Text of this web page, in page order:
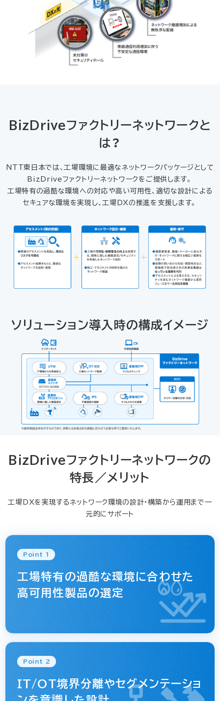
BizDriveファクトリーネットワークと
は？
NTT東日本では、工場環境に最適なネットワークパッケージとして
BizDriveファクトリーネットワークをご提供します。
工場特有の過酷な環境への対応や高い可用性、適切な設計による
セキュアな環境を実現し、工場DXの推進を支援します。
ソリューション導入時の構成イメージ
BizDriveファクトリーネットワークの
特長／メリット
工場DXを実現するネットワーク環境の設計・構築から運用まで一
元的にサポート
Point 1
工場特有の過酷な環境に合わせた
高可用性製品の選定
Point 2
IT/OT境界分離やセグメンテーショ